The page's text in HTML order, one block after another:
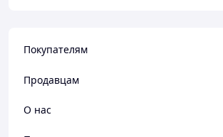
Покупателям
Продавцам
О нас